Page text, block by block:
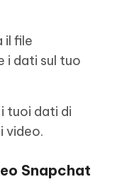
il file
i dati sul tuo
tuoi dati di
video.
Snapchat